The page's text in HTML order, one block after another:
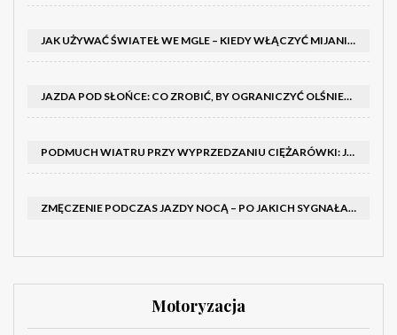
JAK UŻYWAĆ ŚWIATEŁ WE MGLE – KIEDY WŁĄCZYĆ MIJANIA I PRZECIWMGIELNE ORAZ CZEGO NIE ROBIĆ
JAZDA POD SŁOŃCE: CO ZROBIĆ, BY OGRANICZYĆ OLŚNIENIE I POPRAWIĆ WIDOCZNOŚĆ
PODMUCH WIATRU PRZY WYPRZEDZANIU CIĘŻARÓWKI: JAK UTRZYMAĆ TOR JAZDY I OPANOWAĆ AUTO
ZMĘCZENIE PODCZAS JAZDY NOCĄ – PO JAKICH SYGNAŁACH ROZPOZNAĆ SENNOŚĆ ZA KIEROWNICĄ I KIEDY ZROBIĆ PRZERWĘ
Motoryzacja